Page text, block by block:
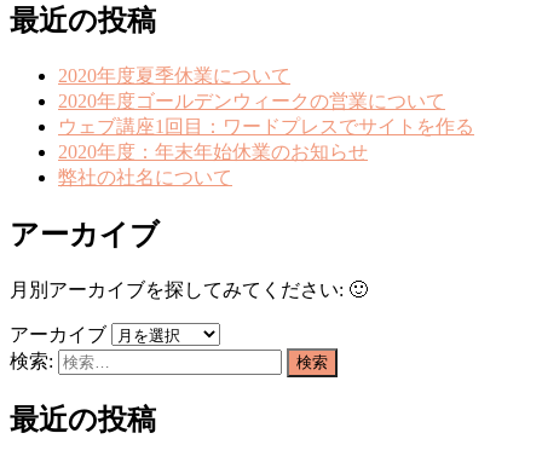
最近の投稿
2020年度夏季休業について
2020年度ゴールデンウィークの営業について
ウェブ講座1回目：ワードプレスでサイトを作る
2020年度：年末年始休業のお知らせ
弊社の社名について
アーカイブ
月別アーカイブを探してみてください: 🙂
アーカイブ
検索:
最近の投稿